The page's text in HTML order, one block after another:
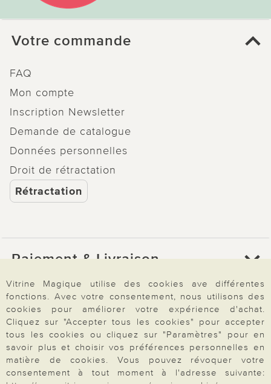
Votre commande
FAQ
Mon compte
Inscription Newsletter
Demande de catalogue
Données personnelles
Droit de rétractation
Rétractation
Paiement & Livraison
À propos de nous
Besoin d'aide?
Vitrine Magique utilise des cookies ave différentes
fonctions. Avec votre consentement, nous utilisons des
cookies pour améliorer votre expérience d'achat.
Cliquez sur "Accepter tous les cookies" pour accepter
tous les cookies ou cliquez sur "Paramètres" pour en
savoir plus et choisir vos préférences personnelles en
matière de cookies. Vous pouvez révoquer votre
consentement à tout moment à l'adresse suivante: